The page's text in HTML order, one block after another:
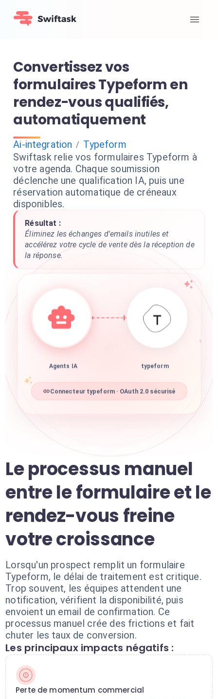
Convertissez vos
formulaires Typeform en
rendez-vous qualifiés,
automatiquement
Ai-integration / Typeform
Swiftask relie vos formulaires Typeform à
votre agenda. Chaque soumission
déclenche une qualification IA, puis une
réservation automatique de créneaux
disponibles.
Résultat :
Éliminez les échanges d'emails inutiles et
accélérez votre cycle de vente dès la réception de
la réponse.
Agents IA typeform
Connecteur typeform · OAuth 2.0 sécurisé
Le processus manuel
entre le formulaire et le
rendez-vous freine
votre croissance
Lorsqu'un prospect remplit un formulaire
Typeform, le délai de traitement est critique.
Trop souvent, les équipes attendent une
notification, vérifient la disponibilité, puis
envoient un email de confirmation. Ce
processus manuel crée des frictions et fait
chuter les taux de conversion.
Les principaux impacts négatifs :
Perte de momentum commercial